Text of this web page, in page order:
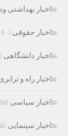
اخبار بهداشتی
اخبار حقوقی (۶,۰۸۰)
اخبار دانشگاهی (۱,۵۲۱)
اخبار راه و
اخبار سیاسی (۶,۳۹۵)
اخبار سینمایی (۲۵۵)